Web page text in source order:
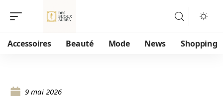
Accessoires Beauté Mode News Shopping
9 mai 2026